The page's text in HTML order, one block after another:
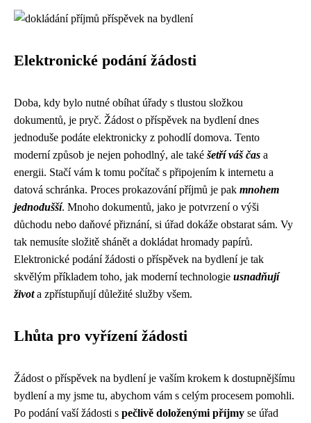
Elektronické podání žádosti
Doba, kdy bylo nutné obíhat úřady s tlustou složkou
dokumentů, je pryč. Žádost o příspěvek na bydlení dnes
jednoduše podáte elektronicky z pohodlí domova. Tento
moderní způsob je nejen pohodlný, ale také šetří váš čas a
energii. Stačí vám k tomu počítač s připojením k internetu a
datová schránka. Proces prokazování příjmů je pak mnohem
jednodušší. Mnoho dokumentů, jako je potvrzení o výši
důchodu nebo daňové přiznání, si úřad dokáže obstarat sám. Vy
tak nemusíte složitě shánět a dokládat hromady papírů.
Elektronické podání žádosti o příspěvek na bydlení je tak
skvělým příkladem toho, jak moderní technologie usnadňují
života zpřístupňují důležité služby všem.
Lhůta pro vyřízení žádosti
Žádost o příspěvek na bydlení je vaším krokem k dostupnějšímu
bydlení a my jsme tu, abychom vám s celým procesem pomohli.
Po podání vaší žádosti s pečlivě doloženými příjmy se úřad